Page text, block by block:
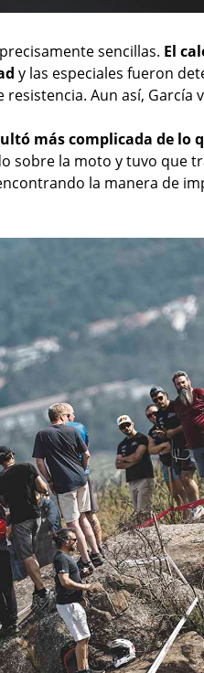
sencillas. El
y las especiales fueron
Aun así, García
más complicada de lo
sobre la moto y tuvo que
la manera de